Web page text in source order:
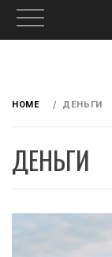
HOME ДЕНЬГИ
ДЕНЬГИ